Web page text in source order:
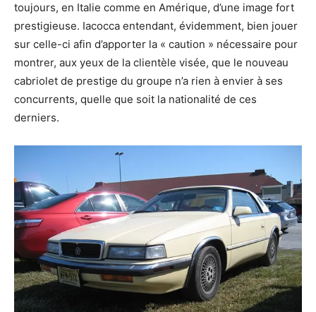
toujours, en Italie comme en Amérique, d’une image fort
prestigieuse. Iacocca entendant, évidemment, bien jouer
sur celle-ci afin d’apporter la « caution » nécessaire pour
montrer, aux yeux de la clientèle visée, que le nouveau
cabriolet de prestige du groupe n’a rien à envier à ses
concurrents, quelle que soit la nationalité de ces
derniers.